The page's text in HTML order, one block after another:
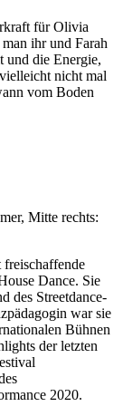
für Olivia
ihr und Farah
und die Energie,
nicht mal
vom Boden
Mitte rechts:
Dance. Sie
des Streetdance-
war sie
Bühnen
der letzten
2020.